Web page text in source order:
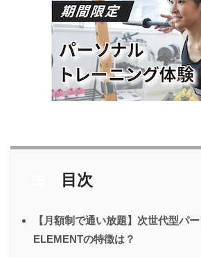
目次
【月額制で通い放題】次世代型パ
ELEMENTの特徴は？